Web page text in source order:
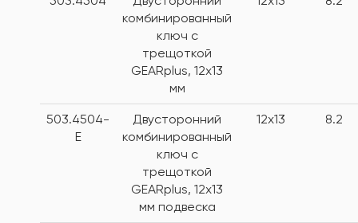
комбинированный
ключ с
трещоткой
GEARplus, 12x13
мм
503.4504-
E
Двусторонний
комбинированный
ключ с
трещоткой
GEARplus, 12x13
мм подвеска
12x13 8.2